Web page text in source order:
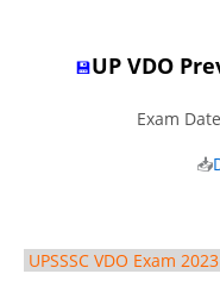
💾UP VDO
Exam
📥
UPSSSC VDO Exam